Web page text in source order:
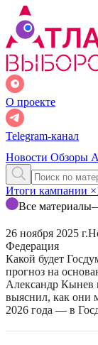
О проекте
Telegram-канал
Новости Обзоры
Итоги кампании ×
Все материалы
26 ноября 2025 г.
Федерация
Какой будет
прогноз на
Александр Кынев
выяснил, как они
2026 года — в